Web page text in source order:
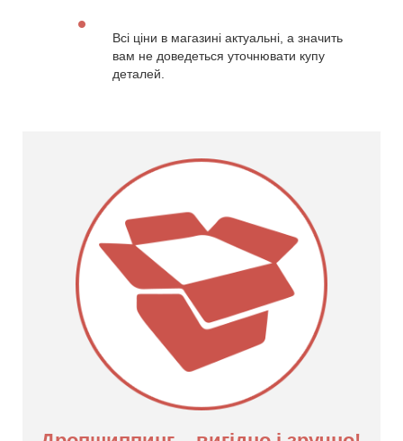
Всі ціни в магазині актуальні, а значить
вам не доведеться уточнювати купу
деталей.